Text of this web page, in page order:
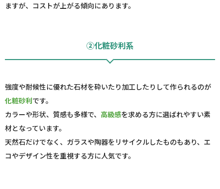
ますが、コストが上がる傾向にあります。
②化粧砂利系
強度や耐候性に優れた石材を砕いたり加工したりして作られるのが
化粧砂利です。
カラーや形状、質感も多様で、 高級感を求める方に選ばれやすい素
材となっています。
天然石だけでなく、ガラスや陶器をリサイクルしたものもあり、エ
コやデザイン性を重視する方に人気です。